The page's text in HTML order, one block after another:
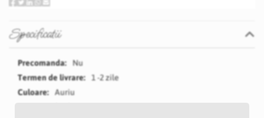
Specificatii
Specificatii
Nu
1 -2 zile
Auriu